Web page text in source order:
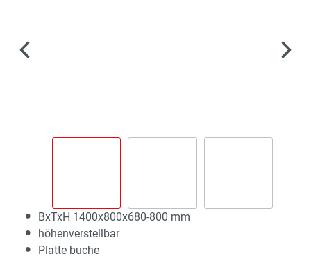
BxTxH 1400x800x680-800 mm
höhenverstellbar
Platte buche